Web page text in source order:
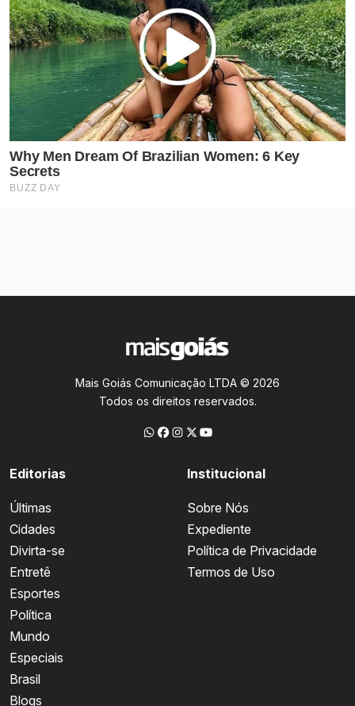
Mais Goiás Comunicação LTDA © 2026
Todos os direitos reservados.
Editorias
Últimas
Cidades
Divirta-se
Entretê
Esportes
Política
Mundo
Especiais
Brasil
Blogs
Institucional
Sobre Nós
Expediente
Política de Privacidade
Termos de Uso